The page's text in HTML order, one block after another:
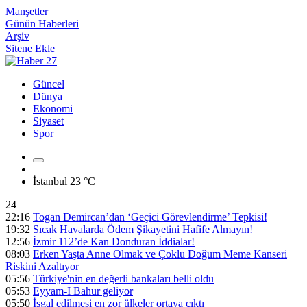
Manşetler
Günün Haberleri
Arşiv
Sitene Ekle
Güncel
Dünya
Ekonomi
Siyaset
Spor
İstanbul 23 °C
24
22:16 Togan Demircan’dan ‘Geçici Görevlendirme’ Tepkisi!
19:32 Sıcak Havalarda Ödem Şikayetini Hafife Almayın!
12:56 İzmir 112’de Kan Donduran İddialar!
08:03 Erken Yaşta Anne Olmak ve Çoklu Doğum Meme Kanseri
Riskini Azaltıyor
05:56 Türkiye'nin en değerli bankaları belli oldu
05:53 Eyyam-I Bahur geliyor
05:50 İşgal edilmesi en zor ülkeler ortaya çıktı